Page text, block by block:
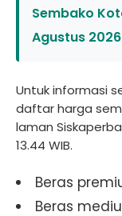
Sembako
Agustus 2026
Untuk informasi
daftar harga
laman
13.44 WIB.
Beras
Beras